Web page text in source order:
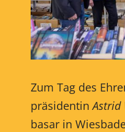
Zum Tag des
präsidentinAstrid
basar in